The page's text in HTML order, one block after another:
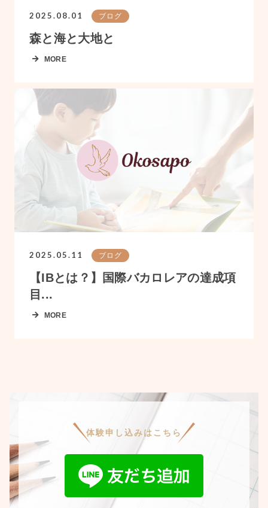
2025.08.01 ブログ
森と海と大地と
MORE
2025.05.11 ブログ
【IBとは？】国際バカロレアの達成項
目...
MORE
体験申し込みはこちら